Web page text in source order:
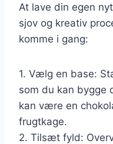
At lave din egen
sjov og kreativ
komme i gang:
1. Vælg en base:
som du kan bygge
kan være en
frugtkage.
2. Tilsæt fyld: